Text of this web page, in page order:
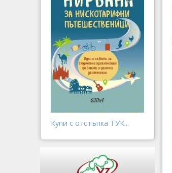
Купи с отстъпка ТУК...